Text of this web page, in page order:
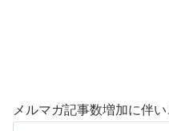
メルマガ記事数増加に伴